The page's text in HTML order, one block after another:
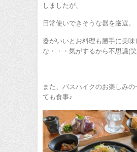
しましたが、
日常使いできそうな器を厳選。
器がいいとお料理も勝手に美味
な・・・気がするから不思議(
また、バスハイクのお楽しみの
ても食事♪